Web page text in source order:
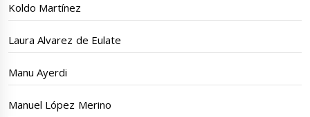
Koldo Martínez
Laura Alvarez de Eulate
Manu Ayerdi
Manuel López Merino